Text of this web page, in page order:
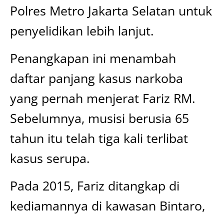
Polres Metro Jakarta Selatan untuk
penyelidikan lebih lanjut.
Penangkapan ini menambah
daftar panjang kasus narkoba
yang pernah menjerat Fariz RM.
Sebelumnya, musisi berusia 65
tahun itu telah tiga kali terlibat
kasus serupa.
Pada 2015, Fariz ditangkap di
kediamannya di kawasan Bintaro,